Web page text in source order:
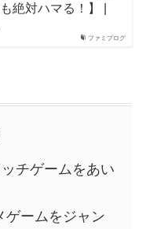
ファミプログ
絶対ハマる！】 |
チゲームをあい
ゲームをジャン